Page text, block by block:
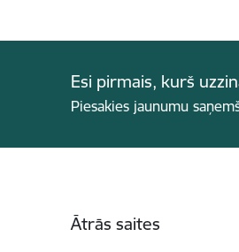
Esi pirmais, kurš
Piesakies jaunumu
Ātrās saites